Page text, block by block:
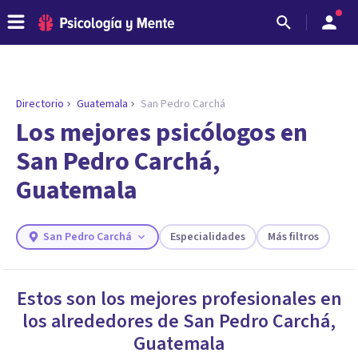
¿Necesitas ayuda para encontrar el
psicólogo adecuado?
Responde a unas breves preguntas y te ofreceremos
Directorio Guatemala San Pedro Carchá
Los mejores psicólogos en
San Pedro Carchá,
Guatemala
San Pedro Carchá Especialidades Más filtros
Estos son los mejores profesionales en
los alrededores de San Pedro Carchá,
Guatemala